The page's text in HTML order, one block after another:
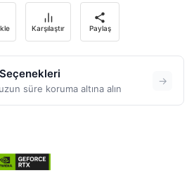
Karşılaştır Paylaş
süre koruma altına alın
→